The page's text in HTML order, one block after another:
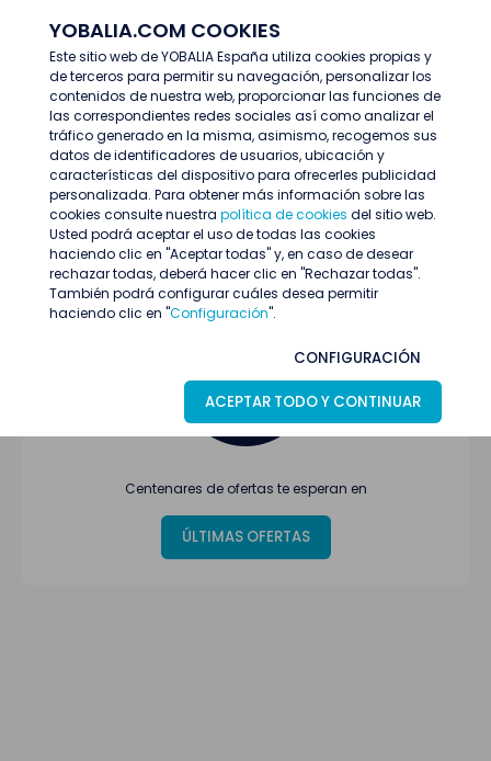
YOBALIA.COM COOKIES
Este sitio web de YOBALIA España utiliza cookies propias y
de terceros para permitir su navegación, personalizar los
contenidos de nuestra web, proporcionar las funciones de
las correspondientes redes sociales así como analizar el
tráfico generado en la misma, asimismo, recogemos sus
datos de identificadores de usuarios, ubicación y
características del dispositivo para ofrecerles publicidad
personalizada. Para obtener más información sobre las
cookies consulte nuestra política de cookies del sitio web.
Usted podrá aceptar el uso de todas las cookies
haciendo clic en "Aceptar todas" y, en caso de desear
rechazar todas, deberá hacer clic en "Rechazar todas".
También podrá configurar cuáles desea permitir
haciendo clic en "Configuración".
CONFIGURACIÓN
ACEPTAR TODO Y CONTINUAR
Últimas ofertas
Oferta no encontrada o ha finalizado su
proceso de selección
Centenares de ofertas te esperan en
ÚLTIMAS OFERTAS